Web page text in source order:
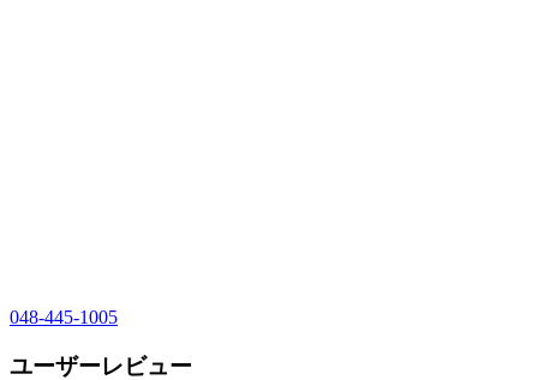
048-445-1005
ユーザーレビュー